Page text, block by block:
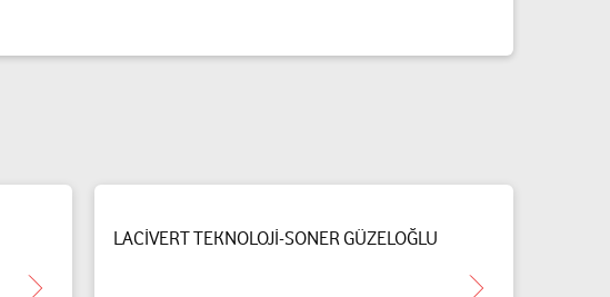
LACİVERT TEKNOLOJİ-SONER GÜZELOĞLU